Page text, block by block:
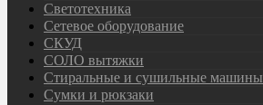
Светотехника
Сетевое оборудование
СКУД
СОЛО вытяжки
Стиральные и сушильные машины
Сумки и рюкзаки